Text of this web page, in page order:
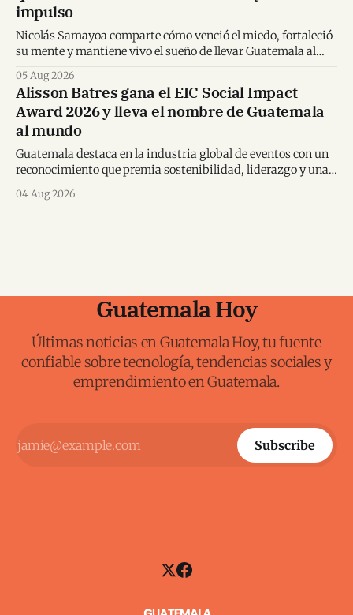
impulso
Nicolás Samayoa comparte cómo venció el miedo, fortaleció
su mente y mantiene vivo el sueño de llevar Guatemala al
05 Aug 2026
Alisson Batres gana el EIC Social Impact
Award 2026 y lleva el nombre de Guatemala
al mundo
Guatemala destaca en la industria global de eventos con un
reconocimiento que premia sostenibilidad, liderazgo y una
04 Aug 2026
Guatemala Hoy
Últimas noticias en Guatemala Hoy, tu fuente
confiable sobre tecnología, tendencias sociales y
emprendimiento en Guatemala.
Subscribe